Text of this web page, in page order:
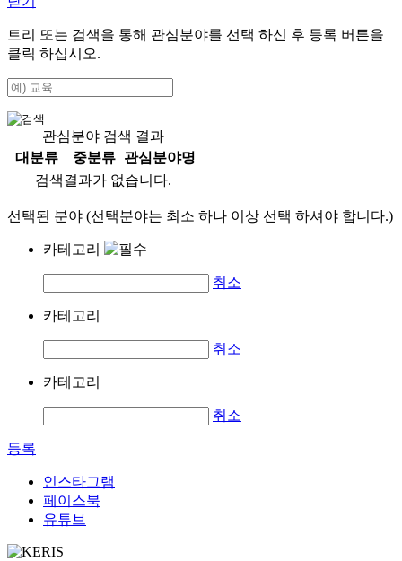
트리 또는 검색을 통해 관심분야를 선택 하신 후 등록 버튼을
클릭 하십시오.
관심분야 검색 결과
대분류
중분류
관심분야명
검색결과가 없습니다.
선택된 분야 (선택분야는 최소 하나 이상 선택 하셔야 합니다.)
카테고리
취소
카테고리
취소
카테고리
취소
등록
인스타그램
페이스북
유튜브